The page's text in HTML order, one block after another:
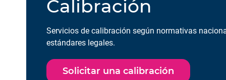
Calibración
Servicios de calibración según normativas
estándares legales.
Solicitar una calibración